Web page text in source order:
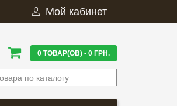
Мой кабинет
0 ТОВАР(ОВ) - 0 ГРН.